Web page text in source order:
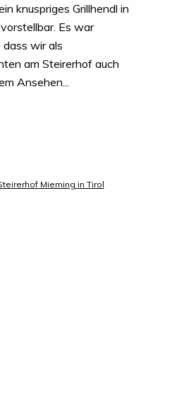
knuspriges Grillhendl in
Es war
dass wir als
am Steirerhof auch
Ansehen...
Mieming in Tirol